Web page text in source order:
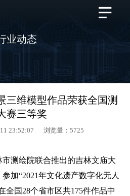
业动态
三维模型作品荣获全国测
赛三等奖
11 23:52:07 浏览量：5725
测绘院联合推出的吉林文庙大
加“2021年文化遗产数字化无人
全国28个省市区共175件作品中